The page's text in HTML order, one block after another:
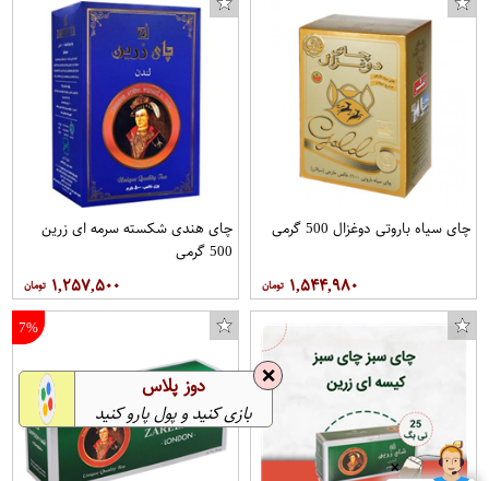
چای سیاه باروتی دوغزال 500 گرمی
۱,۵۴۴,۹۸۰
چای هندی شکسته سرمه ای زرین
500 گرمی
۱,۲۵۷,۵۰۰
7%
❌
❌ دوز پلاس
بازی کنید و پول پارو کنید